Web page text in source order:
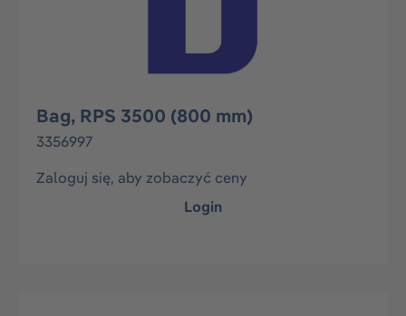
Bag, RPS 3500 (800 mm)
3356997
Zaloguj się, aby zobaczyć ceny
Login